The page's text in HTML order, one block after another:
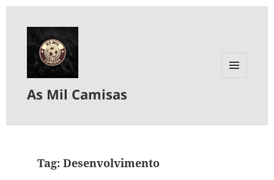
As Mil Camisas
Tag:Desenvolvimento